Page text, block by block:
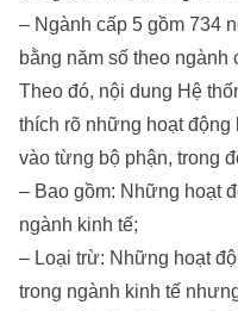
– Ngành cấp 5 gồm 734
bằng năm số theo
Theo đó, nội dung Hệ
thích rõ những hoạt
vào từng bộ phận, trong
– Bao gồm: Những hoạt
ngành kinh tế;
– Loại trừ: Những hoạt
trong ngành kinh tế